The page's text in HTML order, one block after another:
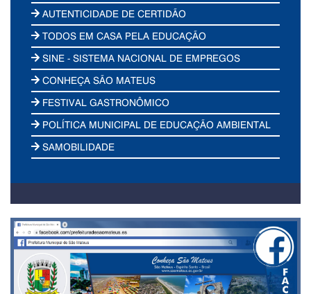
AUTENTICIDADE DE CERTIDÃO
TODOS EM CASA PELA EDUCAÇÃO
SINE - SISTEMA NACIONAL DE EMPREGOS
CONHEÇA SÃO MATEUS
FESTIVAL GASTRONÔMICO
POLÍTICA MUNICIPAL DE EDUCAÇÃO AMBIENTAL
SAMOBILIDADE